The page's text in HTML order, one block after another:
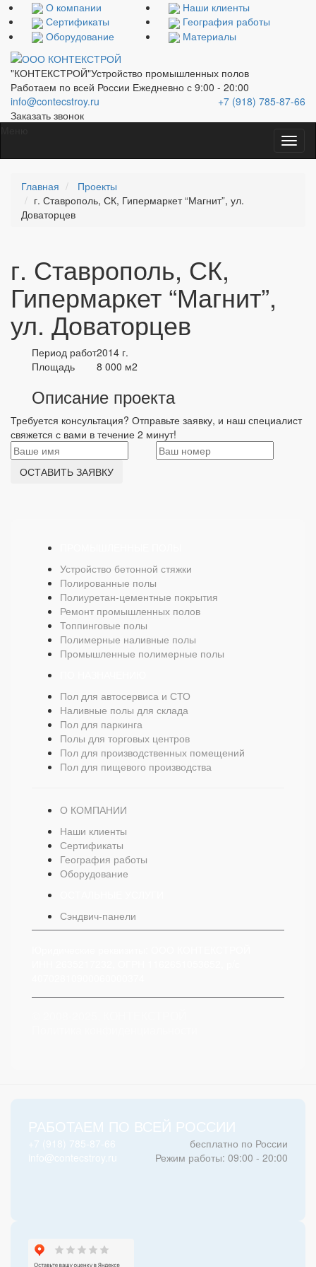
О компании
Наши клиенты
Сертификаты
География работы
Оборудование
Материалы
"КОНТЕКСТРОЙ"Устройство промышленных полов
Работаем по всей России Ежедневно с 9:00 - 20:00
info@contecstroy.ru
+7 (918) 785-87-66
Заказать звонок
Главная
Проекты
г. Ставрополь, СК, Гипермаркет “Магнит”, ул.
Доваторцев
г. Ставрополь, СК,
Гипермаркет “Магнит”,
ул. Доваторцев
Период работ2014 г.
Площадь
8 000 м2
Описание проекта
Требуется консультация? Отправьте заявку, и наш специалист
свяжется с вами в течение 2 минут!
ОСТАВИТЬ ЗАЯВКУ
Устройство бетонной стяжки
Полированные полы
Полиуретан-цементные покрытия
Ремонт промышленных полов
Топпинговые полы
Полимерные наливные полы
Промышленные полимерные полы
Пол для автосервиса и СТО
Наливные полы для склада
Пол для паркинга
Полы для торговых центров
Пол для производственных помещений
Пол для пищевого производства
О КОМПАНИИ
Наши клиенты
Сертификаты
География работы
Оборудование
Сэндвич-панели
РАБОТАЕМ ПО ВСЕЙ РОССИИ
+7 (918) 785-87-66
бесплатно по России
info@contecstroy.ru
Режим работы: 09:00 - 20:00